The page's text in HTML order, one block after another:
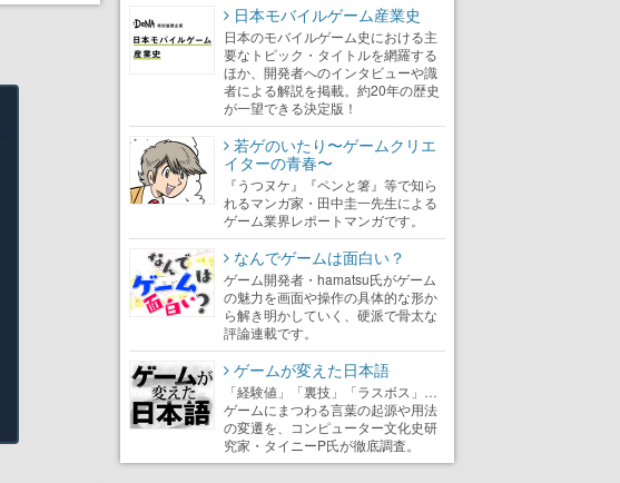
日本モバイルゲーム産業史
日本のモバイルゲーム史における主
要なトピック・タイトルを網羅する
ほか、開発者へのインタビューや識
者による解説を掲載。約20年の歴史
が一望できる決定版！
若ゲのいたり〜ゲームクリエ
イターの青春〜
『うつヌケ』『ペンと箸』等で知ら
れるマンガ家・田中圭一先生による
ゲーム業界レポートマンガです。
なんでゲームは面白い？
ゲーム開発者・hamatsu氏がゲーム
の魅力を画面や操作の具体的な形か
ら解き明かしていく、硬派で骨太な
評論連載です。
ゲームが変えた日本語
「経験値」「裏技」「ラスボス」…
ゲームにまつわる言葉の起源や用法
の変遷を、コンピューター文化史研
究家・タイニーP氏が徹底調査。